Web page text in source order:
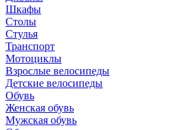
Шкафы
Столы
Стулья
Транспорт
Мотоциклы
Взрослые велосипеды
Детские велосипеды
Обувь
Женская обувь
Мужская обувь